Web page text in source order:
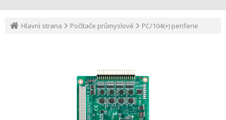
Hlavní strana Počítače průmyslové PC/104(+) periferie